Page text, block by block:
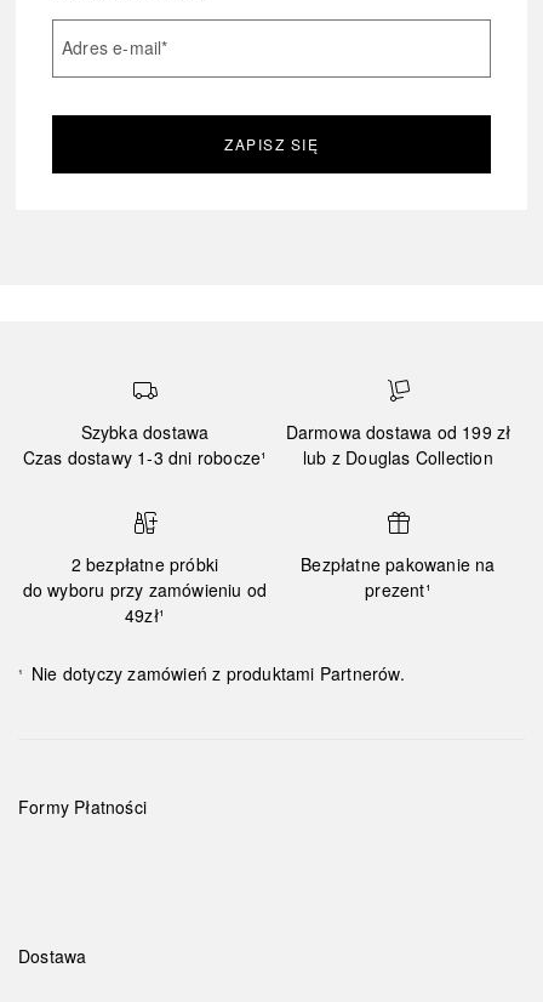
Adres e-mail*
ZAPISZ SIĘ
Szybka dostawa
Czas dostawy 1-3 dni robocze¹
Darmowa dostawa od 199 zł
lub z Douglas Collection
2 bezpłatne próbki
do wyboru przy zamówieniu od
49zł¹
Bezpłatne pakowanie na
prezent¹
¹ Nie dotyczy zamówień z produktami Partnerów.
Formy Płatności
Dostawa